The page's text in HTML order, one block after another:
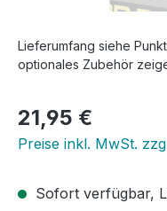
Lieferumfang siehe
optionales Zubehör
Regulärer Preis:
21,95 €
Preise inkl. MwSt.
Sofort verfügbar,